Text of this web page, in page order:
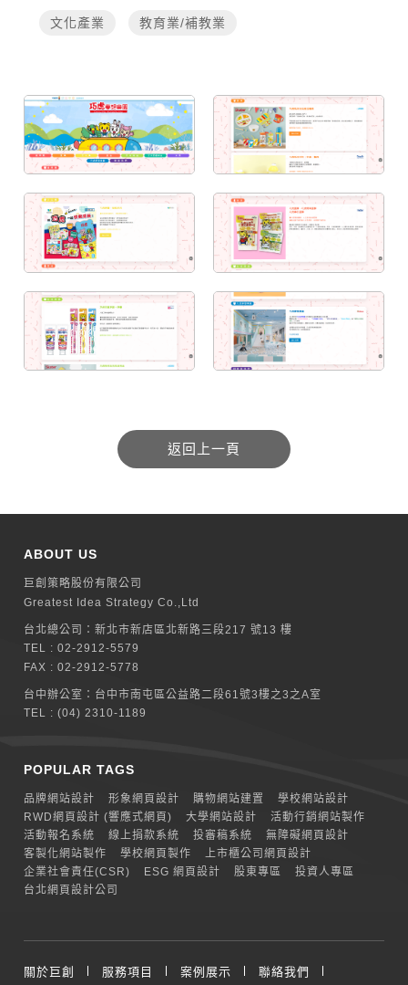
文化產業 教育業/補教業
ABOUT US
巨創策略股份有限公司
Greatest Idea Strategy Co.,Ltd
台北總公司：新北巿新店區北新路三段217 號13 樓
TEL :02-2912-5579
FAX : 02-2912-5778
台中辦公室： 台中市南屯區公益路二段61號3樓之3之A室
TEL :(04) 2310-1189
POPULAR TAGS
品牌網站設計 形象網頁設計 購物網站建置
學校網站設計
RWD網頁設計 (響應式網頁)
大學網站設計
活動行銷網站製作
活動報名系統
線上捐款系統 投審稿系統
無障礙網頁設計
客製化網站製作
學校網頁製作
上市櫃公司網頁設計
企業社會責任(CSR)
ESG 網頁設計 股東專區
投資人專區
台北網頁設計公司
關於巨創 服務項目 案例展示 聯絡我們